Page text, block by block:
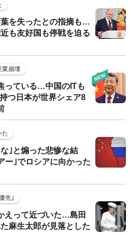
を失ったとの指摘も…
も友好国も停戦を迫る
業崩壊
っている…中国のITも
つ日本が世界シェア8
た
｣と煽った悲惨な結
｣でロシアに向かった
先｣
えって近づいた…島田
麻生太郎が見落とした